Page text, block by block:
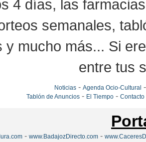
4 días, las
semanales,
y mucho más... Si
entre tus
Noticias- Agenda Ocio-Cultural
Tablón de Anuncios- El Tiempo- Contacto
- www.BadajozDirecto.com -